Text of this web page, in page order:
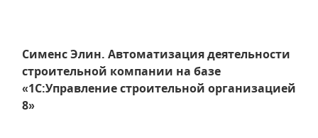
Сименс Элин. Автоматизация деятельности
строительной компании на базе
«1С:Управление строительной организацией
8»